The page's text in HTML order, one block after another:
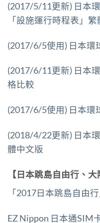
(2017/5/11更新) 日本
「設施運行時程表」
(2017/6/5使用) 日本環
(2017/6/11更新) 日本
格比較
(2017/6/5使用) 日本環
(2018/4/22更新) 日本
體中文版
【日本跳島自由行、大
「2017日本跳島自由
EZ Nippon 日本通SIM